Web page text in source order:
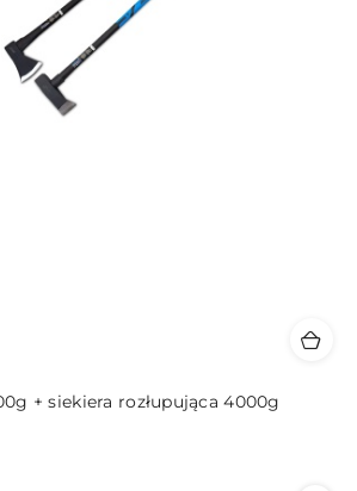
+ siekiera rozłupująca 4000g